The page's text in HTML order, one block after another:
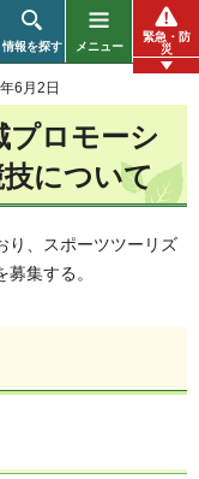
情報を探す メニュー
緊急・防
災
6月2日
プロモーシ
技について
り、スポーツツーリズ
集する。